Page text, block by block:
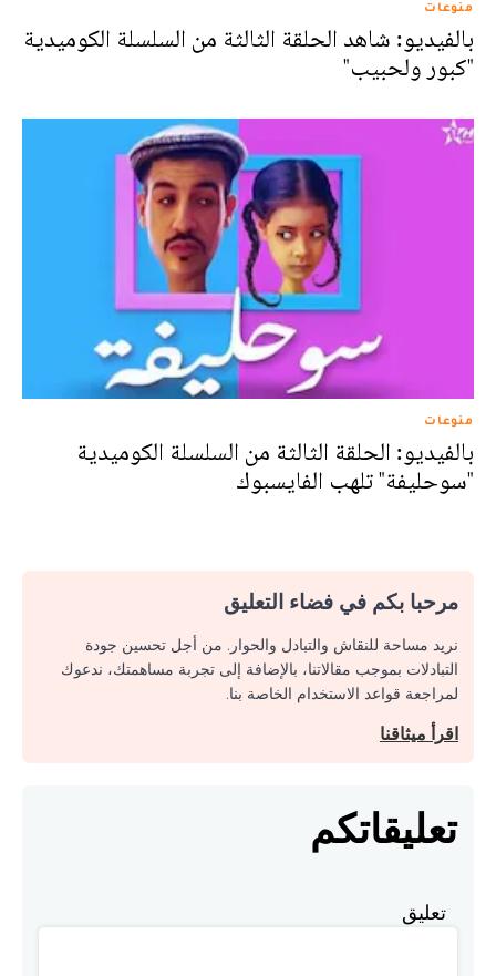
منوعات
بالفيديو: شاهد الحلقة الثالثة من السلسلة الكوميدية
"كبور ولحبيب"
منوعات
بالفيديو: الحلقة الثالثة من السلسلة الكوميدية
"سوحليفة" تلهب الفايسبوك
مرحبا بكم في فضاء التعليق
نريد مساحة للنقاش والتبادل والحوار. من أجل تحسين جودة
التبادلات بموجب مقالاتنا، بالإضافة إلى تجربة مساهمتك، ندعوك
لمراجعة قواعد الاستخدام الخاصة بنا.
اقرأ ميثاقنا
تعليقاتكم
تعليق